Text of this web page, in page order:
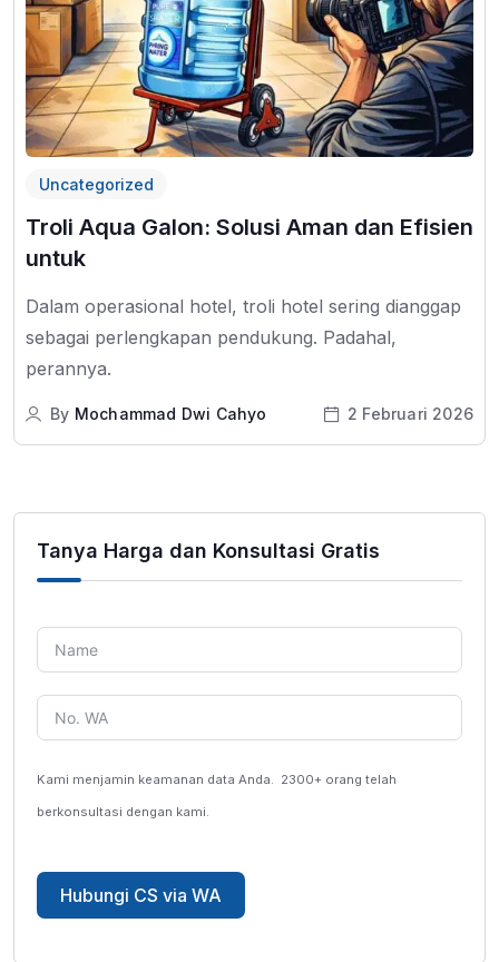
Uncategorized
Troli Aqua Galon: Solusi Aman dan Efisien
untuk
Dalam operasional hotel, troli hotel sering dianggap
sebagai perlengkapan pendukung. Padahal,
perannya.
By Mochammad Dwi Cahyo 2 Februari 2026
Tanya Harga dan Konsultasi Gratis
Kami menjamin keamanan data Anda. 2300+ orang telah
berkonsultasi dengan kami.
Hubungi CS via WA